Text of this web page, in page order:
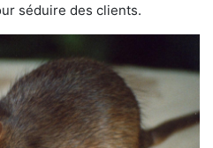
séduire des clients.